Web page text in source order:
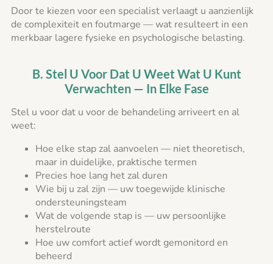
Door te kiezen voor een specialist verlaagt u aanzienlijk
de complexiteit en foutmarge — wat resulteert in een
merkbaar lagere fysieke en psychologische belasting.
B. Stel U Voor Dat U Weet Wat U Kunt
Verwachten — In Elke Fase
Stel u voor dat u voor de behandeling arriveert en al
weet:
Hoe elke stap zal aanvoelen — niet theoretisch,
maar in duidelijke, praktische termen
Precies hoe lang het zal duren
Wie bij u zal zijn — uw toegewijde klinische
ondersteuningsteam
Wat de volgende stap is — uw persoonlijke
herstelroute
Hoe uw comfort actief wordt gemonitord en
beheerd